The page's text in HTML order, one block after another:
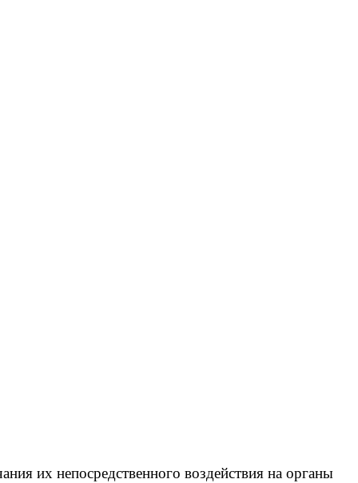
их непосредственного воздействия на органы